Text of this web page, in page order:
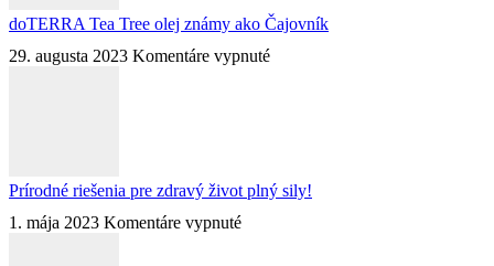
doTERRA Tea Tree olej známy ako Čajovník
29. augusta 2023 Komentáre vypnuténa
Čajovník
Prírodné riešenia pre zdravý život plný sily!
1. mája 2023 Komentáre vypnuténa